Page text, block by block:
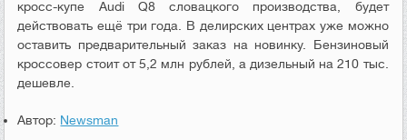
кросс-купе Audi Q8 словацкого производства, будет
действовать ещё три года. В делирских центрах уже можно
оставить предварительный заказ на новинку. Бензиновый
кроссовер стоит от 5,2 млн рублей, а дизельный на 210 тыс.
дешевле.
Автор: Newsman